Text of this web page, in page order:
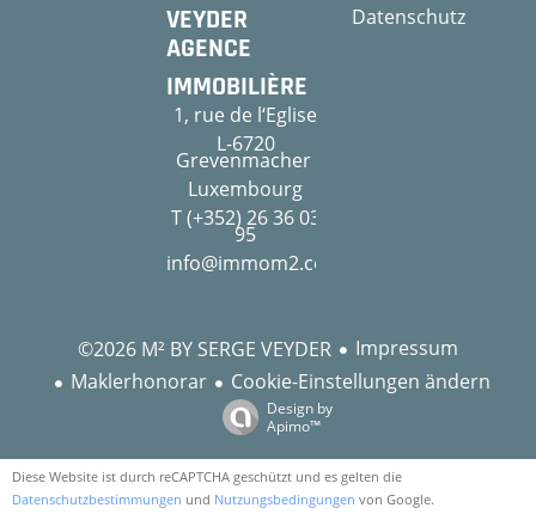
VEYDER
AGENCE
IMMOBILIÈRE
1, rue de l‘Eglise
L-6720
Grevenmacher
Luxembourg
T (+352) 26 36 03
95
info@immom2.com
Datenschutz
©2026 M² BY SERGE VEYDER
Impressum
Maklerhonorar
Cookie-Einstellungen ändern
Design by
Apimo™
Diese Website ist durch reCAPTCHA geschützt und es gelten die
Datenschutzbestimmungen und Nutzungsbedingungen von Google.